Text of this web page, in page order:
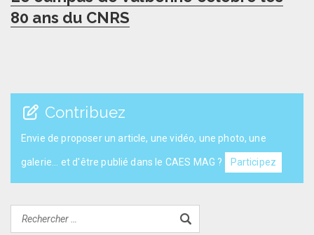
post:
80 ans du CNRS
Contribuez
Envie de proposer un article, une vidéo, une photo, une
galerie... et d'être publié dans le CAES MAG ? Participez